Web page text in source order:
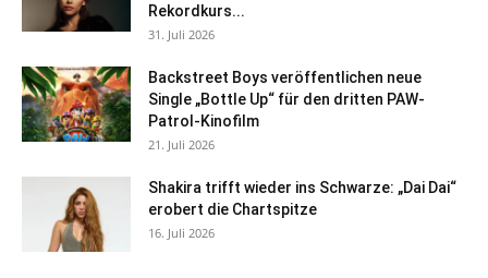
Rekordkurs...
31. Juli 2026
Backstreet Boys veröffentlichen neue
Single „Bottle Up“ für den dritten PAW-
Patrol-Kinofilm
21. Juli 2026
Shakira trifft wieder ins Schwarze: „Dai Dai“
erobert die Chartspitze
16. Juli 2026